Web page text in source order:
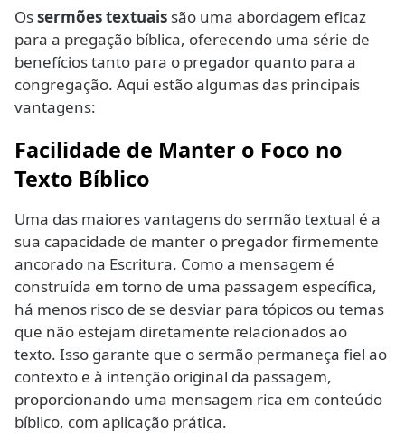
Ossermões textuais são uma abordagem eficaz
para a pregação bíblica, oferecendo uma série de
benefícios tanto para o pregador quanto para a
congregação. Aqui estão algumas das principais
vantagens:
Facilidade de Manter o Foco no
Texto Bíblico
Uma das maiores vantagens do sermão textual é a
sua capacidade de manter o pregador firmemente
ancorado na Escritura. Como a mensagem é
construída em torno de uma passagem específica,
há menos risco de se desviar para tópicos ou temas
que não estejam diretamente relacionados ao
texto. Isso garante que o sermão permaneça fiel ao
contexto e à intenção original da passagem,
proporcionando uma mensagem rica em conteúdo
bíblico, com aplicação prática.